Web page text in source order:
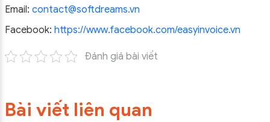
Email: contact@softdreams.vn
Facebook: https://www.facebook.com/easyinvoice.vn
Đánh giá bài viết
Bài viết liên quan